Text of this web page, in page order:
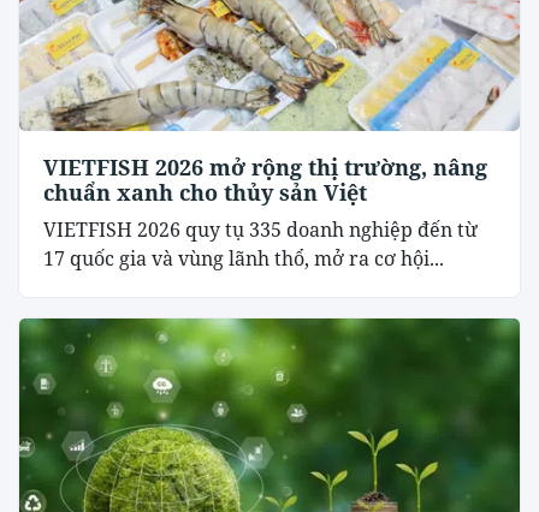
VIETFISH 2026 mở rộng thị trường, nâng
chuẩn xanh cho thủy sản Việt
VIETFISH 2026 quy tụ 335 doanh nghiệp đến từ
17 quốc gia và vùng lãnh thổ, mở ra cơ hội...